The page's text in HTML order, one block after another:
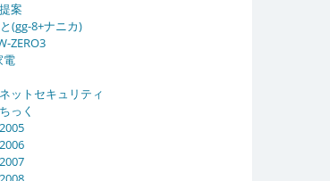
案
(gg-8+ナニカ)
ZERO3
電
ットセキュリティ
っく